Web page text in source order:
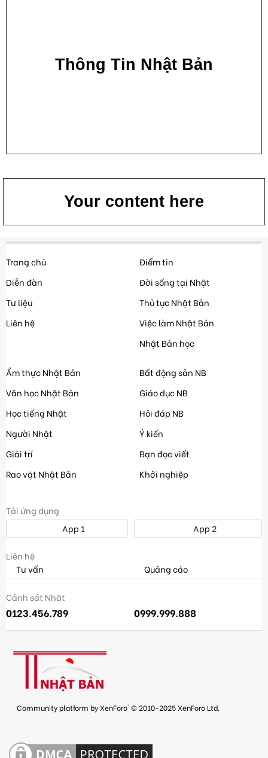
Thông Tin Nhật Bản
Your content here
Trang chủ
Diễn đàn
Tư liệu
Liên hệ
Điểm tin
Đời sống tại Nhật
Thủ tục Nhật Bản
Việc làm Nhật Bản
Nhật Bản học
Ẩm thực Nhật Bản
Văn học Nhật Bản
Học tiếng Nhật
Người Nhật
Giải trí
Rao vặt Nhật Bản
Bất động sản NB
Giáo dục NB
Hỏi đáp NB
Ý kiến
Bạn đọc viết
Khởi nghiệp
Tải ứng dụng
App 1
App 2
Liên hệ
Tư vấn
Quảng cáo
Cảnh sát Nhật
0123.456.789 0999.999.888
Community platform by XenForo® © 2010-2025 XenForo Ltd.